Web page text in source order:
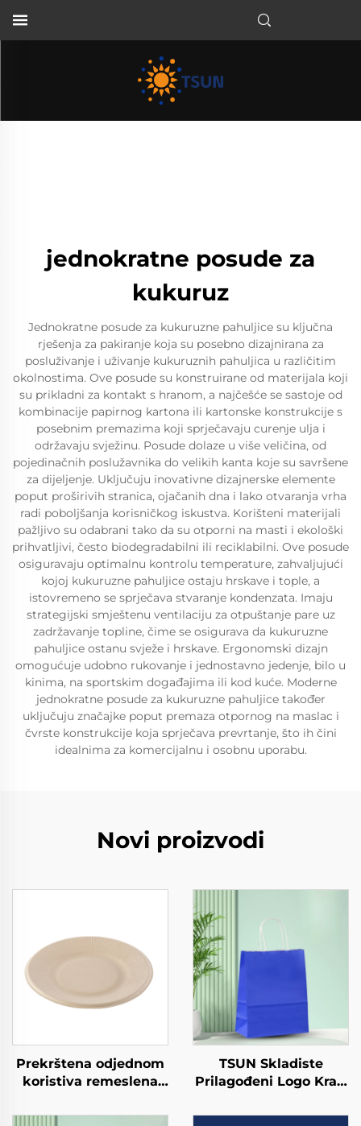
jednokratne posude za
kukuruz
Jednokratne posude za kukuruzne pahuljice su ključna
rješenja za pakiranje koja su posebno dizajnirana za
posluživanje i uživanje kukuruznih pahuljica u različitim
okolnostima. Ove posude su konstruirane od materijala koji
su prikladni za kontakt s hranom, a najčešće se sastoje od
kombinacije papirnog kartona ili kartonske konstrukcije s
posebnim premazima koji sprječavaju curenje ulja i
održavaju svježinu. Posude dolaze u više veličina, od
pojedinačnih poslužavnika do velikih kanta koje su savršene
za dijeljenje. Uključuju inovativne dizajnerske elemente
poput proširivih stranica, ojačanih dna i lako otvaranja vrha
radi poboljšanja korisničkog iskustva. Korišteni materijali
pažljivo su odabrani tako da su otporni na masti i ekološki
prihvatljivi, često biodegradabilni ili reciklabilni. Ove posude
osiguravaju optimalnu kontrolu temperature, zahvaljujući
kojoj kukuruzne pahuljice ostaju hrskave i tople, a
istovremeno se sprječava stvaranje kondenzata. Imaju
strategijski smještenu ventilaciju za otpuštanje pare uz
zadržavanje topline, čime se osigurava da kukuruzne
pahuljice ostanu svježe i hrskave. Ergonomski dizajn
omogućuje udobno rukovanje i jednostavno jedenje, bilo u
kinima, na sportskim događajima ili kod kuće. Moderne
jednokratne posude za kukuruzne pahuljice također
uključuju značajke poput premaza otpornog na maslac i
čvrste konstrukcije koja sprječava prevrtanje, što ih čini
idealnima za komercijalnu i osobnu uporabu.
Novi proizvodi
Prekrštena odjednom
koristiva remeslena
salatu Šalice Snack
TSUN Skladiste
Prilagođeni Logo Kraft
Tiskanje Površina